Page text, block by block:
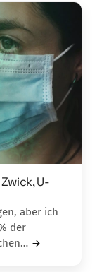
U-
aber ich
der